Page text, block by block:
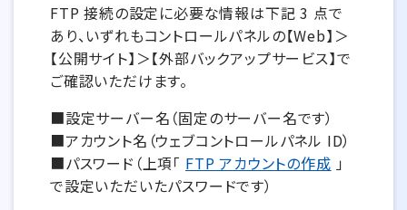
FTP 接続の設定に必要な情報は下記 3 点で
あり、いずれもコントロールパネルの【Web】＞
【公開サイト】＞【外部バックアップサービス】で
ご確認いただけます。
■設定サーバー名（固定のサーバー名です）
■アカウント名（ウェブコントロールパネル ID）
■パスワード（上項「 FTP アカウントの作成 」
で設定いただいたパスワードです）